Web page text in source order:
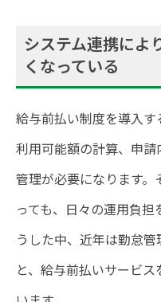
システム連携によ
くなっている
給与前払い制度を導入
利用可能額の計算、申
管理が必要になります。
っても、日々の運用負担
うした中、近年は勤怠
と、給与前払いサービ